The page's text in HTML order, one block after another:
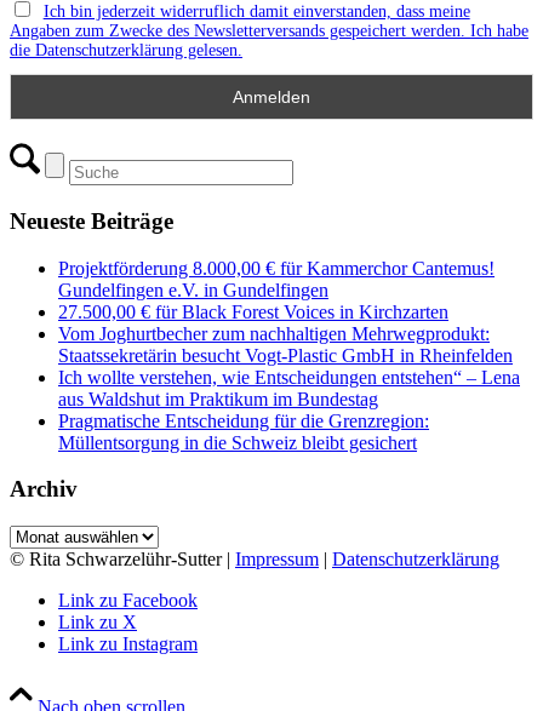
Ich bin jederzeit widerruflich damit einverstanden, dass meine
Angaben zum Zwecke des Newsletterversands gespeichert werden. Ich habe
die Datenschutzerklärung gelesen.
Neueste Beiträge
Projektförderung 8.000,00 € für Kammerchor Cantemus!
Gundelfingen e.V. in Gundelfingen
27.500,00 € für Black Forest Voices in Kirchzarten
Vom Joghurtbecher zum nachhaltigen Mehrwegprodukt:
Staatssekretärin besucht Vogt-Plastic GmbH in Rheinfelden
Ich wollte verstehen, wie Entscheidungen entstehen“ – Lena
aus Waldshut im Praktikum im Bundestag
Pragmatische Entscheidung für die Grenzregion:
Müllentsorgung in die Schweiz bleibt gesichert
Archiv
Archiv
© Rita Schwarzelühr-Sutter | Impressum | Datenschutzerklärung
Link zu Facebook
Link zu X
Link zu Instagram
Nach oben scrollen